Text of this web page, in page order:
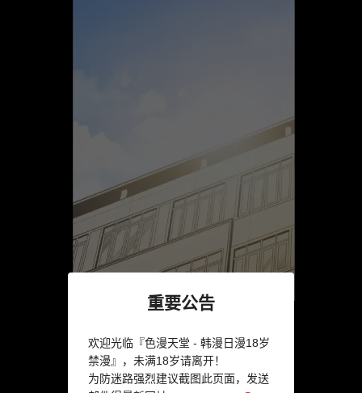
重要公告
欢迎光临『色漫天堂 - 韩漫日漫18岁
禁漫』，未满18岁请离开！
为防迷路强烈建议截图此页面，发送